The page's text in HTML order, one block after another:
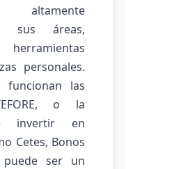
altamente
sus áreas,
personales.
las
o la
invertir en
Cetes, Bonos
ser un